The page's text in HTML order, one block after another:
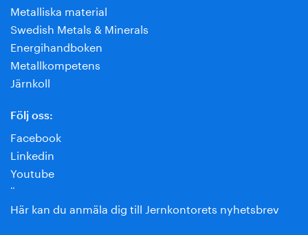
Metalliska material
Swedish Metals & Minerals
Energihandboken
Metallkompetens
Järnkoll
Följ oss:
Facebook
Linkedin
Youtube
¨
Här kan du anmäla dig till Jernkontorets nyhetsbrev